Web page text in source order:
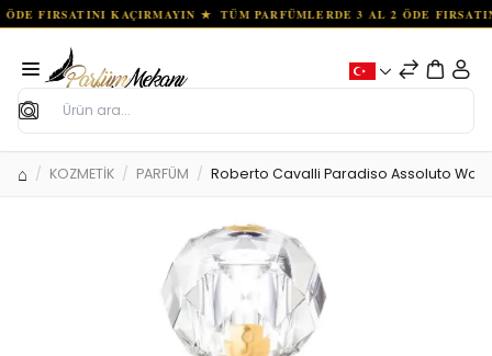
Ara
KOZMETİK PARFÜM Roberto Cavalli Paradiso Assoluto